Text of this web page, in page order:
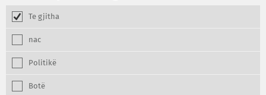
Te gjitha
nac
Politikë
Botë